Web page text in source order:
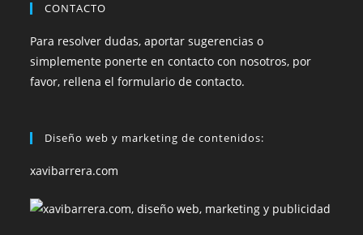
CONTACTO
Para resolver dudas, aportar sugerencias o
simplemente ponerte en contacto con nosotros, por
favor, rellena el formulario de contacto.
Diseño web y marketing de contenidos:
xavibarrera.com